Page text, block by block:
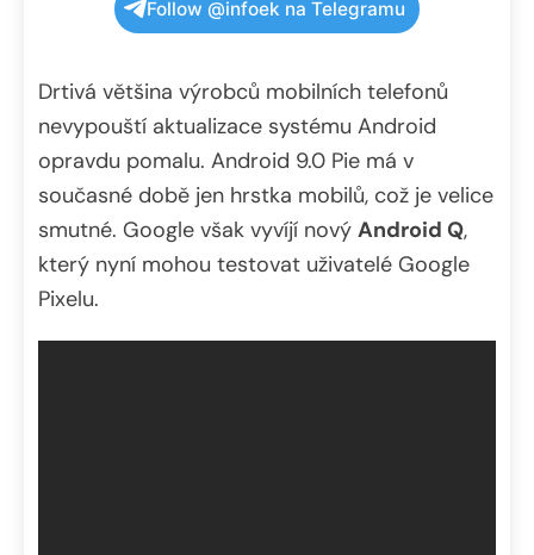
Follow @infoek na Telegramu
Drtivá většina výrobců mobilních telefonů
nevypouští aktualizace systému Android
opravdu pomalu. Android 9.0 Pie má v
současné době jen hrstka mobilů, což je velice
smutné. Google však vyvíjí nový Android Q,
který nyní mohou testovat uživatelé Google
Pixelu.